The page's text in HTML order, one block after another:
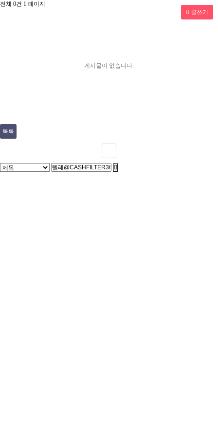
글쓰기
전체 0건 1 페이지
게시물이 없습니다.
목록